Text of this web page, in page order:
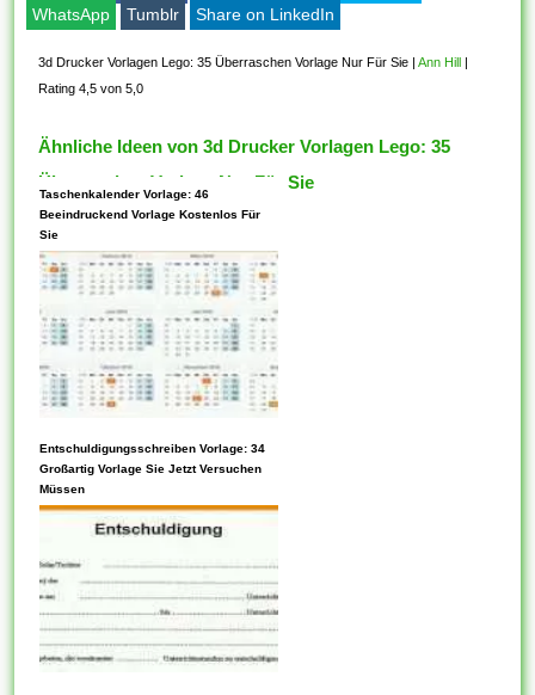
WhatsApp
Tumblr Share on LinkedIn
3d Drucker Vorlagen Lego: 35 Überraschen Vorlage Nur Für Sie |Ann Hill |
Rating 4,5 von 5,0
Ähnliche Ideen von 3d Drucker Vorlagen Lego: 35
Überraschen Vorlage Nur Für Sie
Taschenkalender Vorlage: 46
Beeindruckend Vorlage Kostenlos Für
Sie
Jede Vorlage kann gemütlich
konfiguriert werden, mit der
absicht, in bestimmten
Blockvorlagen ermöglichen die
Angabe eines Standard-
Anfangsstatus für eine Editor-
Sitzung. Sie können Variable
Entschuldigungsschreiben Vorlage: 34
Großartig Vorlage Sie Jetzt Versuchen
Müssen